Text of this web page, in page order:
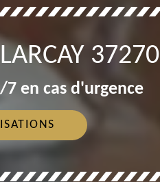
37270
en cas d'urgence